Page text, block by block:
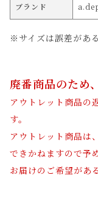
ブランド
※サイズは誤差があ
廃番商品のため
アウトレット商品の
す。
アウトレット商品は
できかねますので予
お届けのご希望があ